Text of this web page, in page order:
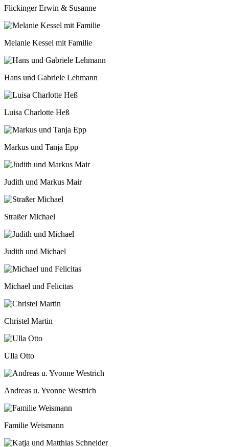
Flickinger Erwin & Susanne
Melanie Kessel mit Familie
Hans und Gabriele Lehmann
Luisa Charlotte Heß
Markus und Tanja Epp
Judith und Markus Mair
Straßer Michael
Judith und Michael
Michael und Felicitas
Christel Martin
Ulla Otto
Andreas u. Yvonne Westrich
Familie Weismann